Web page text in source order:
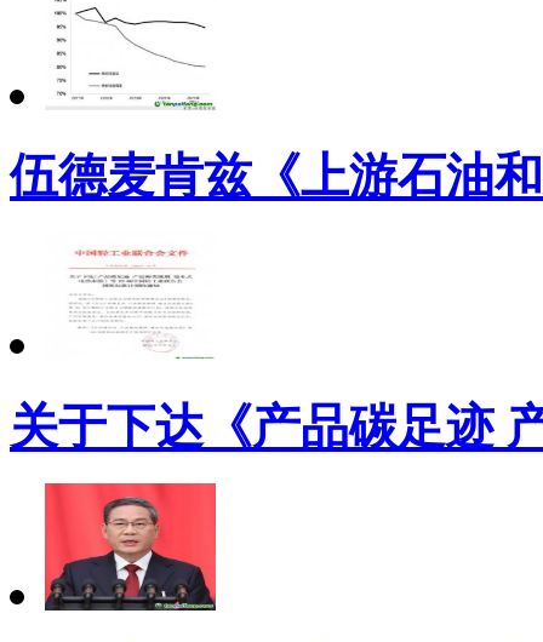
伍德麦肯兹《上游石油
关于下达《产品碳足迹